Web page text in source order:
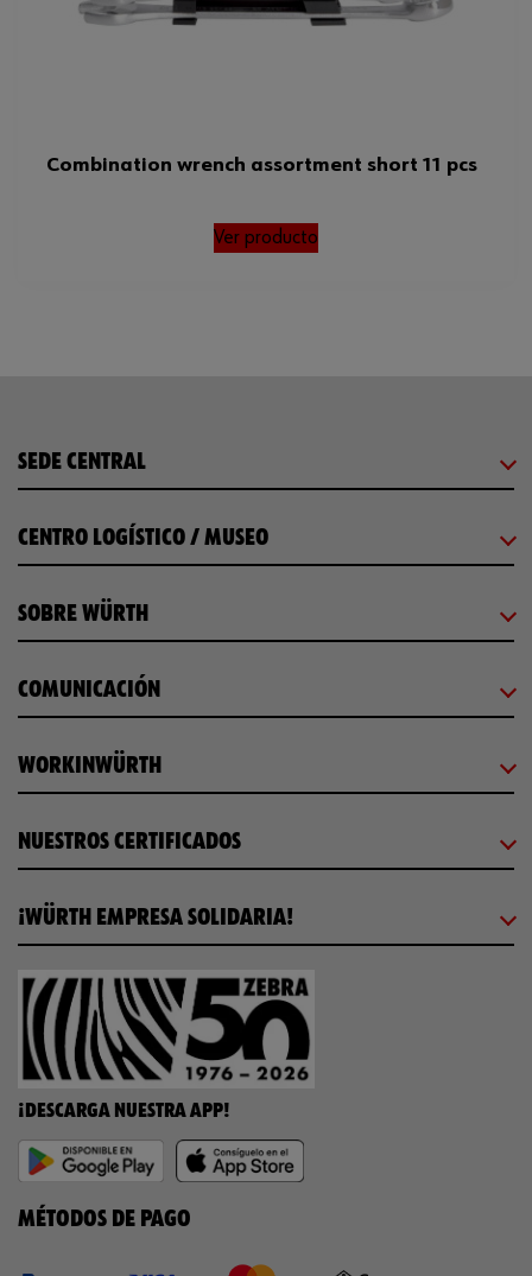
Combination wrench assortment short 11 pcs
Ver producto
SEDE CENTRAL
CENTRO LOGÍSTICO / MUSEO
SOBRE WÜRTH
COMUNICACIÓN
WORKINWÜRTH
NUESTROS CERTIFICADOS
¡WÜRTH EMPRESA SOLIDARIA!
¡DESCARGA NUESTRA APP!
MÉTODOS DE PAGO